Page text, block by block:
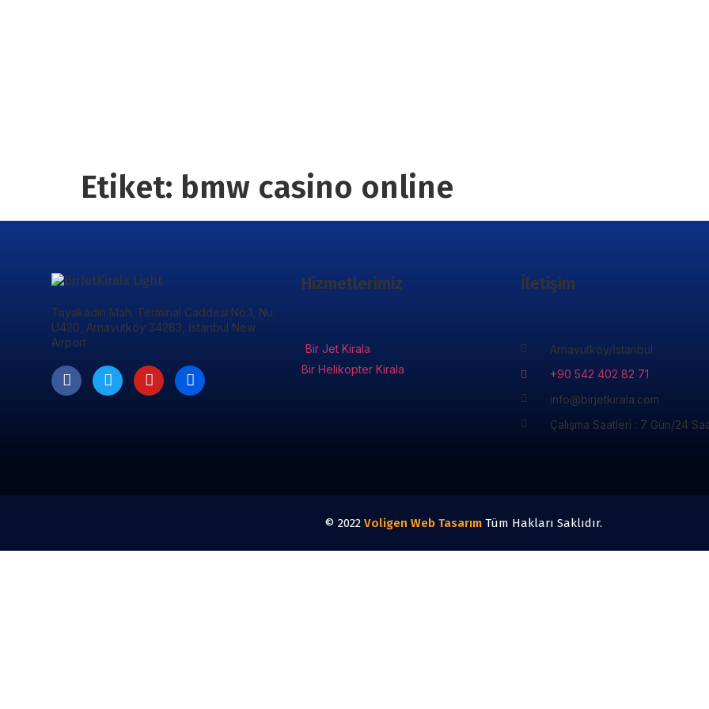
Etiket: bmw casino online
Tayakadın Mah. Terminal Caddesi No:1, Nu:
U420, Arnavutköy 34283, İstanbul New
Airport
Hizmetlerimiz
Bir Jet Kirala
Bir Helikopter Kirala
İletişim
Arnavutköy/İstanbul
+90 542 402 82 71
info@birjetkirala.com
Çalışma Saatleri : 7 Gün/24
© 2022 Voligen Web TasarımTüm Hakları Saklıdır.